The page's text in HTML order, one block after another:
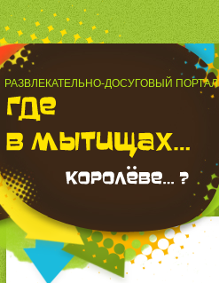
РАЗВЛЕКАТЕЛЬНО-ДОСУГОВЫЙ ПОРТАЛ